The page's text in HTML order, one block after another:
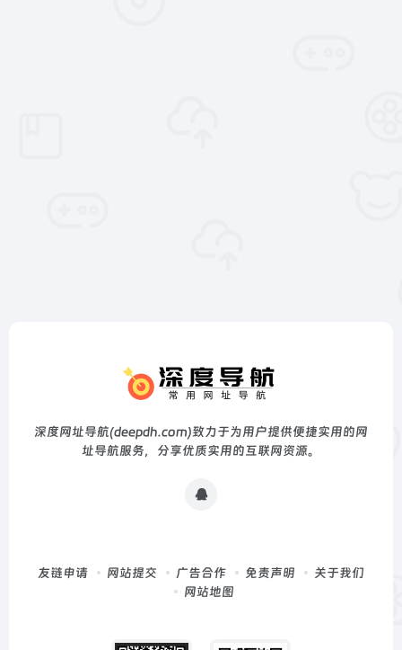
深度网址导航(deepdh.com)致力于为用户提供便捷实用的网
址导航服务，分享优质实用的互联网资源。
友链申请 网站提交 广告合作 免责声明
关于我们
网站地图